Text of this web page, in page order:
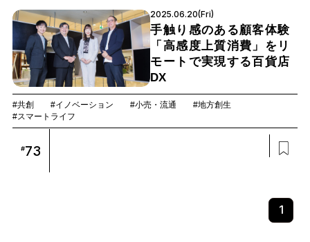
2025.06.20(Fri)
手触り感のある顧客体験
「高感度上質消費」をリ
モートで実現する百貨店
DX
#共創 #イノベーション #小売・流通
#地方創生
#スマートライフ
#73
1